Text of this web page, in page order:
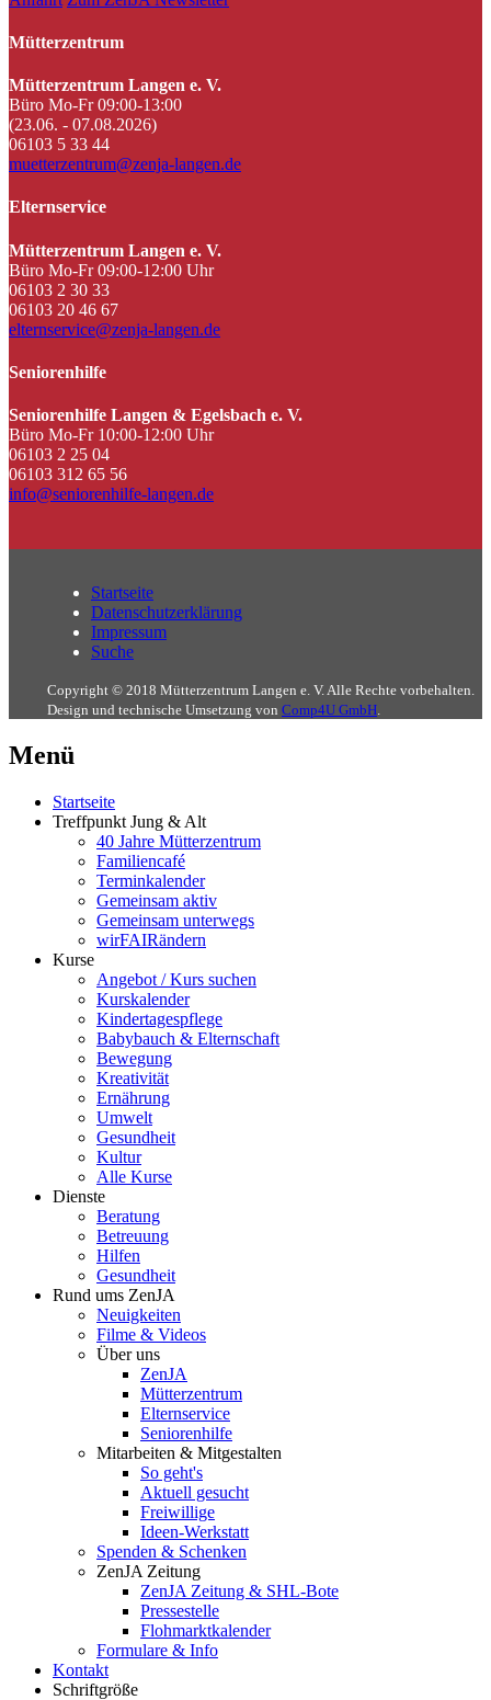
Mütterzentrum
Mütterzentrum Langen e. V.
Büro Mo-Fr 09:00-13:00
(23.06. - 07.08.2026)
06103 5 33 44
muetterzentrum@zenja-langen.de
Elternservice
Mütterzentrum Langen e. V.
Büro Mo-Fr 09:00-12:00 Uhr
06103 2 30 33
06103 20 46 67
elternservice@zenja-langen.de
Seniorenhilfe
Seniorenhilfe Langen & Egelsbach e. V.
Büro Mo-Fr 10:00-12:00 Uhr
06103 2 25 04
06103 312 65 56
info@seniorenhilfe-langen.de
Startseite
Datenschutzerklärung
Impressum
Suche
Copyright © 2018 Mütterzentrum Langen e. V. Alle Rechte vorbehalten.
Design und technische Umsetzung von Comp4U GmbH.
Menü
Startseite
Treffpunkt Jung & Alt
40 Jahre Mütterzentrum
Familiencafé
Terminkalender
Gemeinsam aktiv
Gemeinsam unterwegs
wirFAIRändern
Kurse
Angebot / Kurs suchen
Kurskalender
Kindertagespflege
Babybauch & Elternschaft
Bewegung
Kreativität
Ernährung
Umwelt
Gesundheit
Kultur
Alle Kurse
Dienste
Beratung
Betreuung
Hilfen
Gesundheit
Rund ums ZenJA
Neuigkeiten
Filme & Videos
Über uns
ZenJA
Mütterzentrum
Elternservice
Seniorenhilfe
Mitarbeiten & Mitgestalten
So geht's
Aktuell gesucht
Freiwillige
Ideen-Werkstatt
Spenden & Schenken
ZenJA Zeitung
ZenJA Zeitung & SHL-Bote
Pressestelle
Flohmarktkalender
Formulare & Info
Kontakt
Schriftgröße